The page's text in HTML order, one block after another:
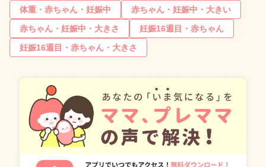
体重・赤ちゃん・妊娠中
赤ちゃん・妊娠中・大きい
赤ちゃん・妊娠中・大きさ
妊娠16週目・赤ちゃん
妊娠16週目・赤ちゃん・大きさ